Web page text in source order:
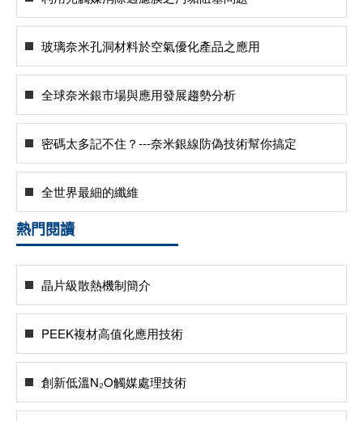
玻璃奈米孔洞材料於空氣優化產品之應用
全球奈米銀市場與應用發展趨勢分析
密碼太多記不住？---奈米銀線防偽技術幫你搞定
全世界最細的纖維
熱門閱讀
晶片級散熱機制簡介
PEEK複材高值化應用技術
創新低溫N₂O觸媒處理技術